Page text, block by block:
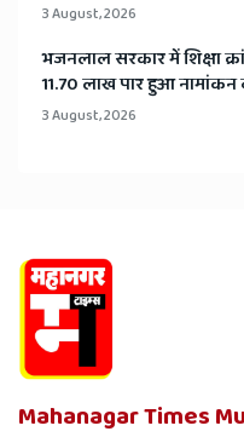
3 August, 2026
भजनलाल सरकार में शिक्षा
11.70 लाख पार हुआ
3 August, 2026
Mahanagar Times